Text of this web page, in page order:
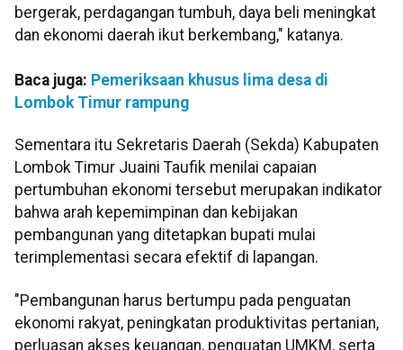
bergerak, perdagangan tumbuh, daya beli meningkat
dan ekonomi daerah ikut berkembang," katanya.
Baca juga: Pemeriksaan khusus lima desa di
Lombok Timur rampung
Sementara itu Sekretaris Daerah (Sekda) Kabupaten
Lombok Timur Juaini Taufik menilai capaian
pertumbuhan ekonomi tersebut merupakan indikator
bahwa arah kepemimpinan dan kebijakan
pembangunan yang ditetapkan bupati mulai
terimplementasi secara efektif di lapangan.
"Pembangunan harus bertumpu pada penguatan
ekonomi rakyat, peningkatan produktivitas pertanian,
perluasan akses keuangan, penguatan UMKM, serta